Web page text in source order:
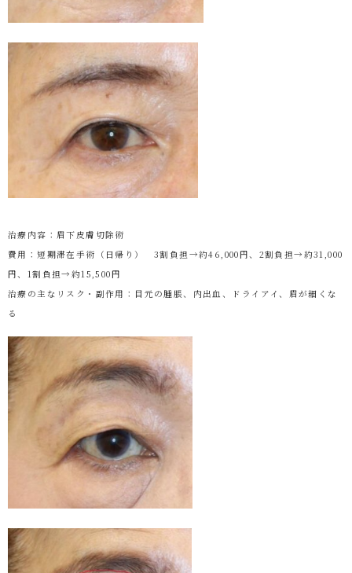
治療内容：眉下皮膚切除術
費用：短期滞在手術（日帰り） 3割負担→約46,000円、2割負担→約31,000
円、1割負担→約15,500円
治療の主なリスク・副作用：目元の腫脹、内出血、ドライアイ、眉が細くな
る